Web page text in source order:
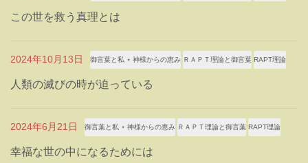
この世を救う真理とは
2024年10月13日 御言葉と私 ⋆ 神様からの恵み ＲＡＰＴ理論と御言葉 RAPT理論
人類の滅びの時が迫っている
2024年6月21日 御言葉と私 ⋆ 神様からの恵み ＲＡＰＴ理論と御言葉 RAPT理論
幸福な世の中になるためには